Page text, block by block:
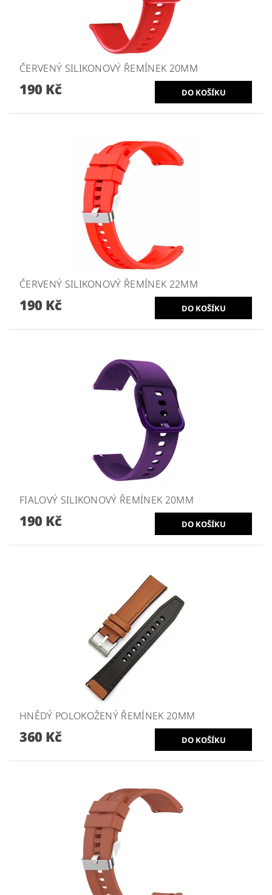
ČERVENÝ SILIKONOVÝ ŘEMÍNEK 20MM
190 Kč
ČERVENÝ SILIKONOVÝ ŘEMÍNEK 22MM
190 Kč
FIALOVÝ SILIKONOVÝ ŘEMÍNEK 20MM
190 Kč
HNĚDÝ POLOKOŽENÝ ŘEMÍNEK 20MM
360 Kč